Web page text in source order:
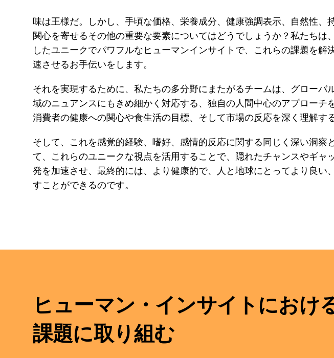
味は王様だ。しかし、手頃な価格、栄養成分、健康強調表示、自然性、
関心を寄せるその他の重要な要素についてはどうでしょうか？私たちは
したユニークでパワフルなヒューマンインサイトで、これらの課題を解
速させるお手伝いをします。
それを実現するために、私たちの多分野にまたがるチームは、グローバ
域のニュアンスにもきめ細かく対応する、独自の人間中心のアプローチ
消費者の健康への関心や食生活の目標、そして市場の反応を深く理解す
そして、これを感覚的経験、嗜好、感情的反応に関する同じく深い洞察
て、これらのユニークな視点を活用することで、隠れたチャンスやギャ
発を加速させ、最終的には、より健康的で、人と地球にとってより良い
すことができるのです。
ヒューマン・インサイトにおけ
課題に取り組む